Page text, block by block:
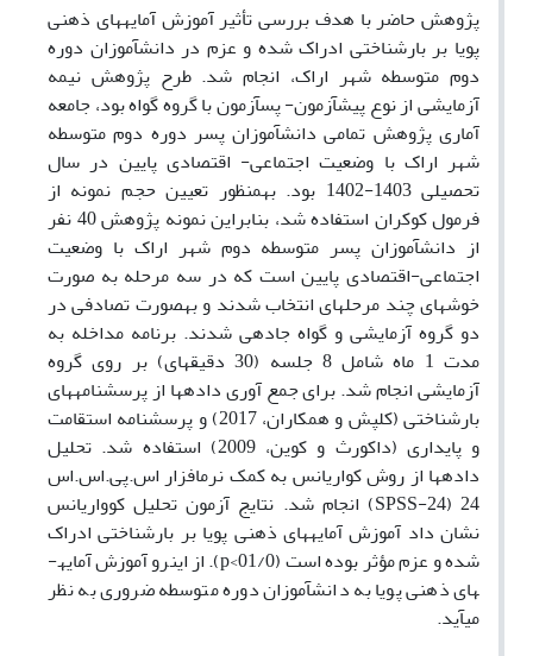
پژوهش حاضر با هدف بررسی تأثیر آموزش آمایه­های ذهنی
پویا بر بارشناختی ادراک شده و عزم در دانش­آموزان دوره
دوم متوسطه شهر اراک، انجام شد. طرح پژوهش نیمه
آزمایشی از نوع پیش­آزمون- پس­آزمون با گروه گواه بود، جامعه
آماری پژوهش تمامی دانش­آموزان پسر دوره دوم متوسطه
شهر اراک با وضعیت اجتماعی- اقتصادی پایین در سال
تحصیلی 1403-1402 بود
. به­منظور تعیین حجم نمونه از
فرمول کوکران استفاده شد، بنابراین نمونه پژوهش 40 نفر
از دانش­آموزان پسر متوسطه دوم شهر اراک با وضعیت
اجتماعی-اقتصادی پایین است که در سه مرحله به صورت
خوشه­ای چند مرحله­ای انتخاب شدند و به­صورت تصادفی در
دو گروه آزمایشی و گواه جا­دهی شدند. برنامه مداخله به
مدت 1 ماه شامل 8 جلسه (30 دقیقه­ای) بر روی گروه
آزمایشی انجام شد. برای جمع آوری داده­ها از پرسشنامه­های
بارشناختی (کلپش و همکاران، 2017) و پرسشنامه استقامت
و پایداری (داک­ورث و کوین، 2009) استفاده شد. تحلیل
داده­ها از روش کواریانس به کمک نرم­افزار اس.پی.اس.اس
24 (
SPSS-24) انجام شد. نتایج آزمون تحلیل کوواریانس
نشان داد آموزش آمایه­های ذهنی پویا بر بارشناختی ادراک
شده و عزم مؤثر بوده است (01/0
p<). از این­رو آموزش آمایه­
های ذهنی پویا به دانش­آموزان دوره متوسطه ضروری به نظر
می­آید.